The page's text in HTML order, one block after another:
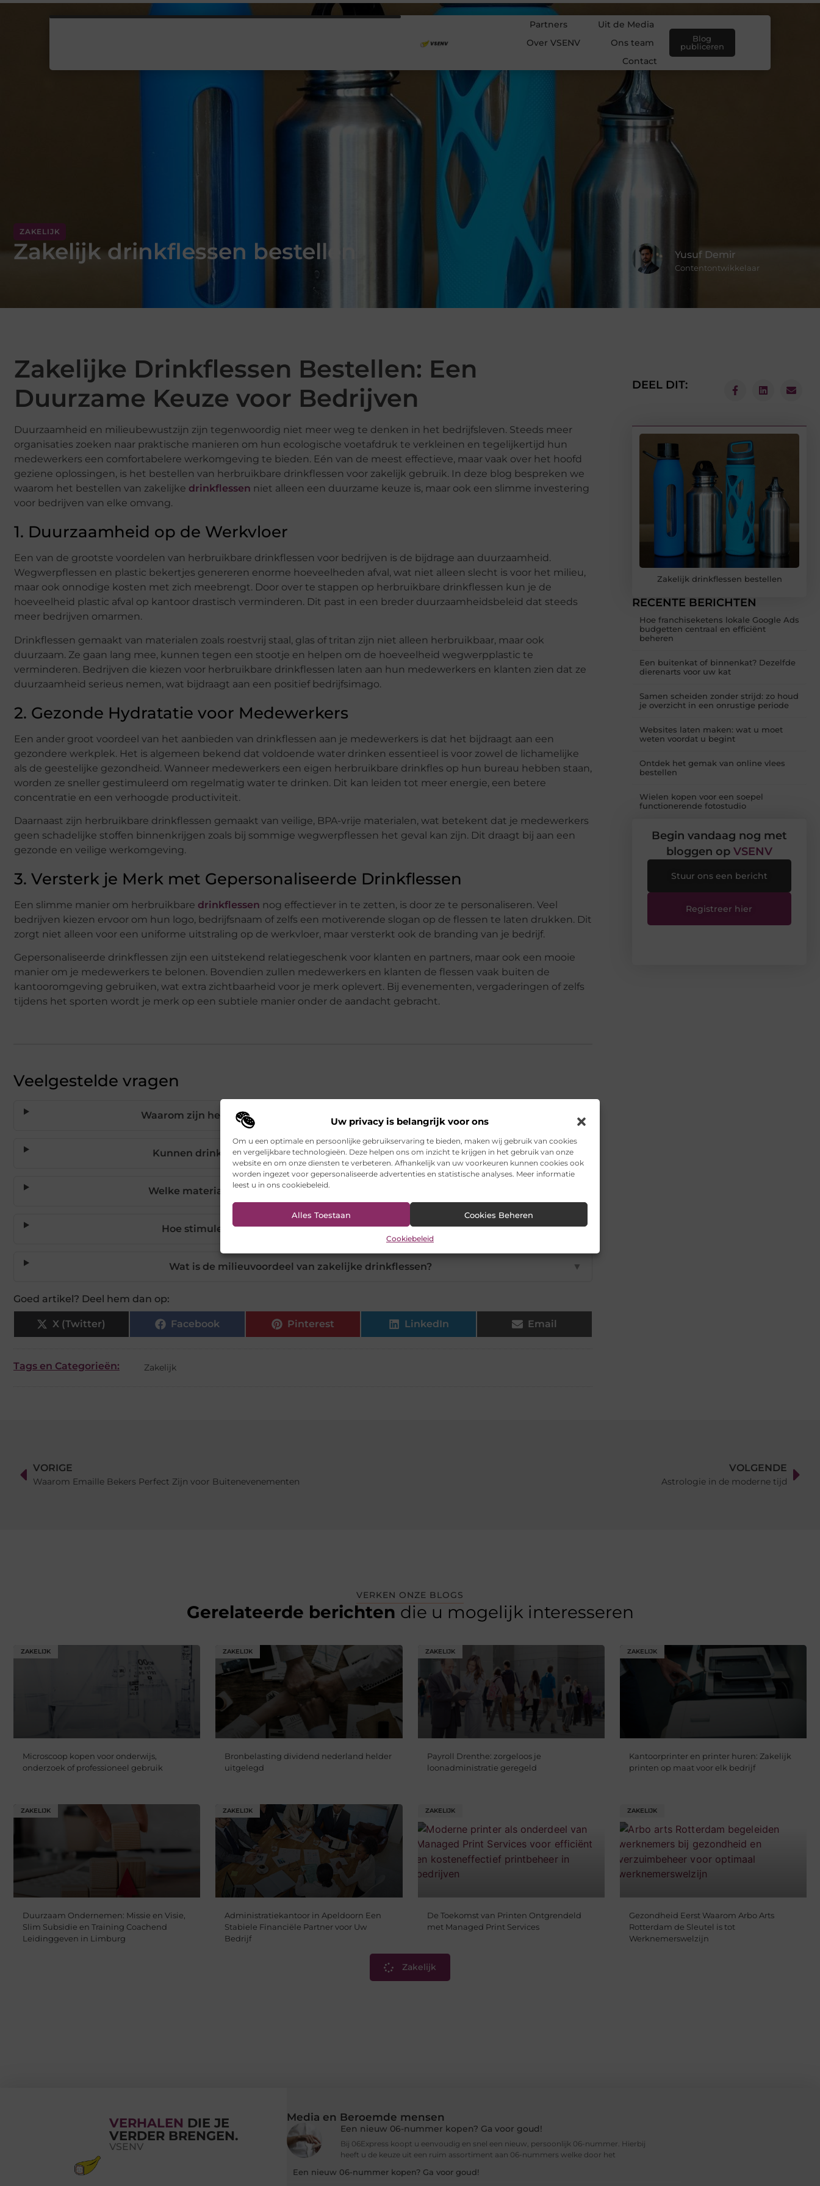
Uw privacy is belangrijk voor ons
Om u een optimale en persoonlijke gebruikservaring te bieden, maken wij gebruik van cookies
en vergelijkbare technologieën. Deze helpen ons om inzicht te krijgen in het gebruik van onze
website en om onze diensten te verbeteren. Afhankelijk van uw voorkeuren kunnen cookies ook
worden ingezet voor gepersonaliseerde advertenties en statistische analyses. Meer informatie
leest u in ons cookiebeleid.
Alles Toestaan Cookies Beheren
Cookiebeleid
Partners
Uit de Media
Over VSENV
Ons team
Contact
Blog
publiceren
ZAKELIJK
Zakelijk drinkflessen bestellen Yusuf Demir
Contentontwikkelaar
Zakelijke Drinkflessen Bestellen: Een
Duurzame Keuze voor Bedrijven
Duurzaamheid en milieubewustzijn zijn tegenwoordig niet meer weg te denken in het bedrijfsleven. Steeds meer
organisaties zoeken naar praktische manieren om hun ecologische voetafdruk te verkleinen en tegelijkertijd hun
medewerkers een comfortabelere werkomgeving te bieden. Eén van de meest effectieve, maar vaak over het hoofd
geziene oplossingen, is het bestellen van herbruikbare drinkflessen voor zakelijk gebruik. In deze blog bespreken we
waarom het bestellen van zakelijke drinkflessen niet alleen een duurzame keuze is, maar ook een slimme investering
voor bedrijven van elke omvang.
1. Duurzaamheid op de Werkvloer
Een van de grootste voordelen van herbruikbare drinkflessen voor bedrijven is de bijdrage aan duurzaamheid.
Wegwerpflessen en plastic bekertjes genereren enorme hoeveelheden afval, wat niet alleen slecht is voor het milieu,
maar ook onnodige kosten met zich meebrengt. Door over te stappen op herbruikbare drinkflessen kun je de
hoeveelheid plastic afval op kantoor drastisch verminderen. Dit past in een breder duurzaamheidsbeleid dat steeds
meer bedrijven omarmen.
Drinkflessen gemaakt van materialen zoals roestvrij staal, glas of tritan zijn niet alleen herbruikbaar, maar ook
duurzaam. Ze gaan lang mee, kunnen tegen een stootje en helpen om de hoeveelheid wegwerpplastic te
verminderen. Bedrijven die kiezen voor herbruikbare drinkflessen laten aan hun medewerkers en klanten zien dat ze
duurzaamheid serieus nemen, wat bijdraagt aan een positief bedrijfsimago.
2. Gezonde Hydratatie voor Medewerkers
Een ander groot voordeel van het aanbieden van drinkflessen aan je medewerkers is dat het bijdraagt aan een
gezondere werkplek. Het is algemeen bekend dat voldoende water drinken essentieel is voor zowel de lichamelijke
als de geestelijke gezondheid. Wanneer medewerkers een eigen herbruikbare drinkfles op hun bureau hebben staan,
worden ze sneller gestimuleerd om regelmatig water te drinken. Dit kan leiden tot meer energie, een betere
concentratie en een verhoogde productiviteit.
Daarnaast zijn herbruikbare drinkflessen gemaakt van veilige, BPA-vrije materialen, wat betekent dat je medewerkers
geen schadelijke stoffen binnenkrijgen zoals bij sommige wegwerpflessen het geval kan zijn. Dit draagt bij aan een
gezonde en veilige werkomgeving.
3. Versterk je Merk met Gepersonaliseerde Drinkflessen
Een slimme manier om herbruikbare drinkflessen nog effectiever in te zetten, is door ze te personaliseren. Veel
bedrijven kiezen ervoor om hun logo, bedrijfsnaam of zelfs een motiverende slogan op de flessen te laten drukken. Dit
zorgt niet alleen voor een uniforme uitstraling op de werkvloer, maar versterkt ook de branding van je bedrijf.
Gepersonaliseerde drinkflessen zijn een uitstekend relatiegeschenk voor klanten en partners, maar ook een mooie
manier om je medewerkers te belonen. Bovendien zullen medewerkers en klanten de flessen vaak buiten de
kantooromgeving gebruiken, wat extra zichtbaarheid voor je merk oplevert. Bij evenementen, vergaderingen of zelfs
tijdens het sporten wordt je merk op een subtiele manier onder de aandacht gebracht.
Veelgestelde vragen
Waarom zijn herbruikbare drinkflessen beter voor mijn bedrijf? ▼
Kunnen drinkflessen met ons bedrijfslogo bedruk worden? ▼
Welke materialen zijn veilig voor herbruikbare drinkflessen?
Hoe stimuleren drinkflessen gezondere medewerkers? ▼
Wat is de milieuvoordeel van zakelijke drinkflessen? ▼
Goed artikel? Deel hem dan op:
X (Twitter) Facebook Pinterest LinkedIn Email
Tags en Categorieën: Zakelijk
DEEL DIT:
Zakelijk drinkflessen bestellen
RECENTE BERICHTEN
Hoe franchiseketens lokale Google Ads
budgetten centraal en efficiënt
beheren
Een buitenkat of binnenkat? Dezelfde
dierenarts voor uw kat
Samen scheiden zonder strijd: zo houd
je overzicht in een onrustige periode
Websites laten maken: wat u moet
weten voordat u begint
Ontdek het gemak van online vlees
bestellen
Wielen kopen voor een soepel
functionerende fotostudio
Begin vandaag nog met
bloggen op VSENV
Stuur ons een bericht
Registreer hier
VORIGE
Waarom Emaille Bekers Perfect Zijn voor Buitenevenementen
VOLGENDE
Astrologie in de moderne tijd
VERKEN ONZE BLOGS
Gerelateerde berichten die u mogelijk interesseren
ZAKELIJK
Microscoop kopen voor onderwijs,
onderzoek of professioneel gebruik
ZAKELIJK
Bronbelasting dividend nederland helder
uitgelegd
ZAKELIJK
Payroll Drenthe: zorgeloos je
loonadministratie geregeld
ZAKELIJK
Kantoorprinter en printer huren: Zakelijk
printen op maat voor elk bedrijf
ZAKELIJK
Duurzaam Ondernemen: Missie en Visie,
Slim Subsidie en Training Coachend
Leidinggeven in Limburg
ZAKELIJK
Administratiekantoor in Apeldoorn Een
Stabiele Financiële Partner voor Uw
Bedrijf
ZAKELIJK
De Toekomst van Printen Ontgrendeld
met Managed Print Services
ZAKELIJK
Gezondheid Eerst Waarom Arbo Arts
Rotterdam de Sleutel is tot
Werknemerswelzijn
Zakelijk
VERHALEN DIE JE
VERDER BRENGEN.
VSENV
Media en Beroemde mensen
Een nieuw 06-nummer kopen? Ga voor goud!
Bij 06Express koopt u eenvoudig en snel een nieuw, persoonlijk 06-nummer. Hierbij
heeft u de keuze uit een ruim assortiment aan 06-nummers welke door het
Een nieuw 06-nummer kopen? Ga voor goud!